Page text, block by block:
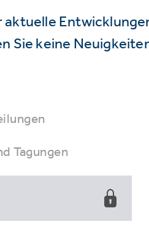
Sie keine
Tagungen